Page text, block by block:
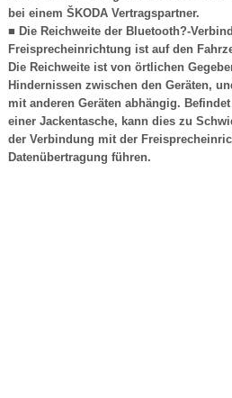
bei einem ŠKODA Vertragspartner.
■ Die Reichweite der Bluetooth?-
Freisprecheinrichtung ist auf den
Die Reichweite ist von örtlichen
Hindernissen zwischen den Geräten,
mit anderen Geräten abhängig.
einer Jackentasche, kann dies zu
der Verbindung mit der
Datenübertragung führen.